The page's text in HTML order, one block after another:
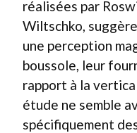
réalisées par
Wiltschko,
une perception
boussole, leur
rapport à la
étude ne semble
spécifiquement